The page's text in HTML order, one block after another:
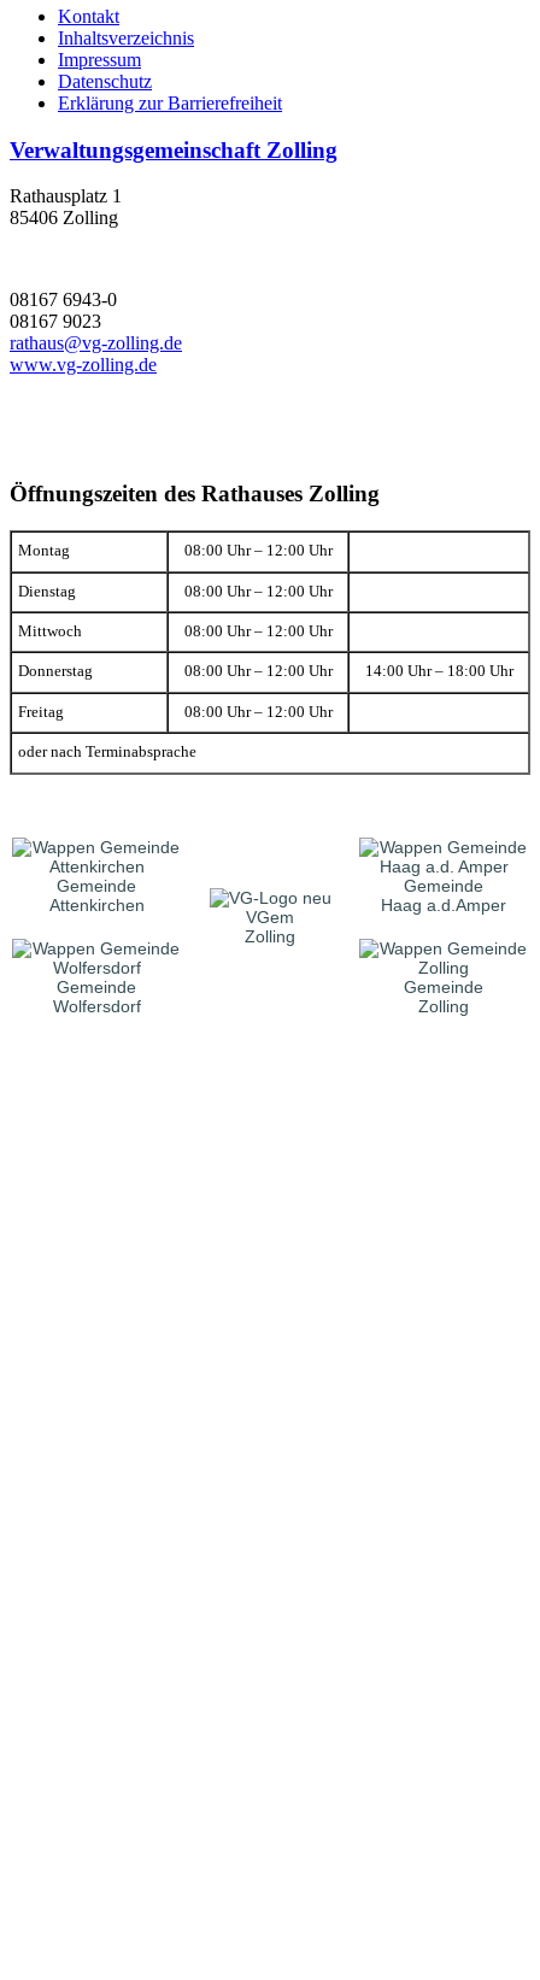
Kontakt
Inhaltsverzeichnis
Impressum
Datenschutz
Erklärung zur Barrierefreiheit
Verwaltungsgemeinschaft Zolling
Rathausplatz 1
85406 Zolling
08167 6943-0
08167 9023
rathaus@vg-zolling.de
www.vg-zolling.de
Öffnungszeiten des Rathauses Zolling
Montag 08:00 Uhr – 12:00 Uhr
Dienstag 08:00 Uhr – 12:00 Uhr
Mittwoch 08:00 Uhr – 12:00 Uhr
Donnerstag 08:00 Uhr – 12:00 Uhr 14:00 Uhr – 18:00 Uhr
Freitag 08:00 Uhr – 12:00 Uhr
oder nach Terminabsprache
Gemeinde
Attenkirchen
VGem
Zolling
Gemeinde
Haag a.d.Amper
Gemeinde
Wolfersdorf
Gemeinde
Zolling